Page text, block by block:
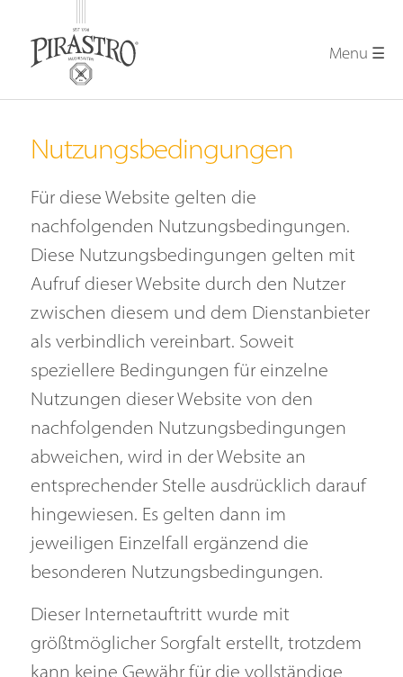
Menu ☰
Nutzungsbedingungen
Für diese Website gelten die
nachfolgenden Nutzungsbedingungen.
Diese Nutzungsbedingungen gelten mit
Aufruf dieser Website durch den Nutzer
zwischen diesem und dem Dienstanbieter
als verbindlich vereinbart. Soweit
speziellere Bedingungen für einzelne
Nutzungen dieser Website von den
nachfolgenden Nutzungsbedingungen
abweichen, wird in der Website an
entsprechender Stelle ausdrücklich darauf
hingewiesen. Es gelten dann im
jeweiligen Einzelfall ergänzend die
besonderen Nutzungsbedingungen.
Dieser Internetauftritt wurde mit
größtmöglicher Sorgfalt erstellt, trotzdem
kann keine Gewähr für die vollständige
DE|EN
—
Eigenschaften
Statements
FAQ
—
PIRASTRO KorfkerRest® LUNA®
Eigenschaften
Anleitung
FAQ
—
PIRASTRO KorfkerRest®
Eigenschaften
Anleitung
Statements
FAQ
Kontakt